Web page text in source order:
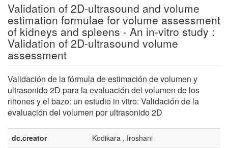
Validation of 2D-ultrasound and volume
estimation formulae for volume assessment
of kidneys and spleens - An in-vitro study :
Validation of 2D-ultrasound volume
assessment
Validación de la fórmula de estimación de volumen y
ultrasonido 2D para la evaluación del volumen de los
riñones y el bazo: un estudio in vitro: Validación de la
evaluación del volumen por ultrasonido 2D
dc.creator
Kodikara , Iroshani